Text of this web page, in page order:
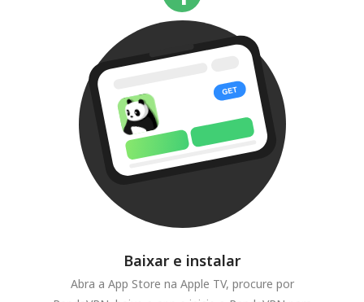
Baixar e instalar
Abra a App Store na Apple TV, procure por